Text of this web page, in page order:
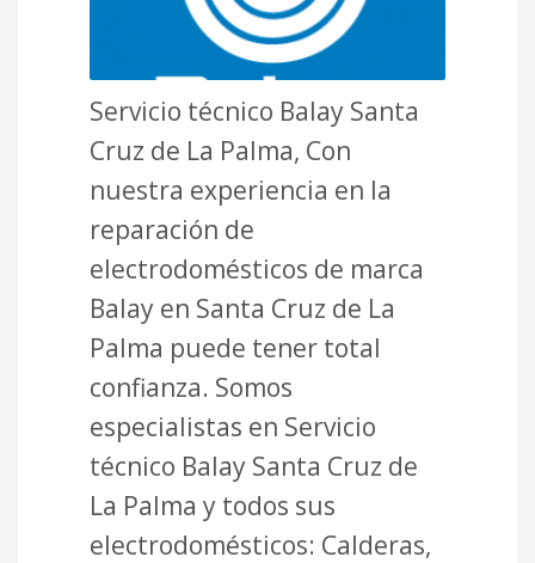
Servicio técnico Balay Santa
Cruz de La Palma, Con
nuestra experiencia en la
reparación de
electrodomésticos de marca
Balay en Santa Cruz de La
Palma puede tener total
confianza. Somos
especialistas en Servicio
técnico Balay Santa Cruz de
La Palma y todos sus
electrodomésticos: Calderas,